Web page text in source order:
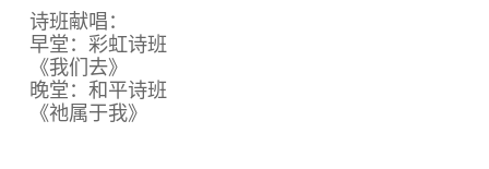
诗班献唱：
早堂：彩虹诗班
《我们去》
晚堂：和平诗班
《祂属于我》